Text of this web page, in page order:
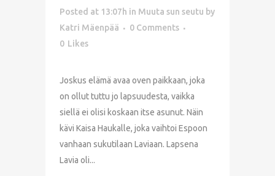
Posted at 13:07h in Muuta sun seutu by
Katri Mäenpää
0 Comments
0 Likes
Joskus elämä avaa oven paikkaan, joka
on ollut tuttu jo lapsuudesta, vaikka
siellä ei olisi koskaan itse asunut. Näin
kävi Kaisa Haukalle, joka vaihtoi Espoon
vanhaan sukutilaan Laviaan. Lapsena
Lavia oli...